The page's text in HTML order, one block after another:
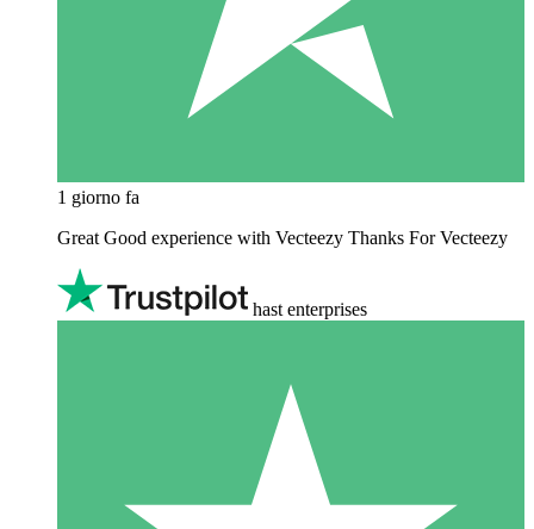
1 giorno fa
Great Good experience with Vecteezy Thanks For Vecteezy
hast enterprises